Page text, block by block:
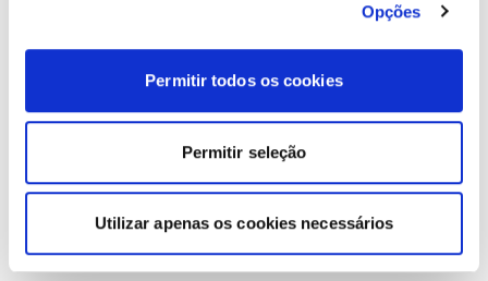
Opções
Permitir todos os cookies
Permitir seleção
Utilizar apenas os cookies necessários